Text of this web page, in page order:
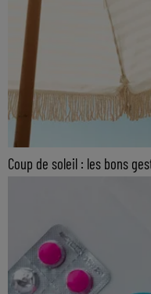
Coup de soleil : les bons